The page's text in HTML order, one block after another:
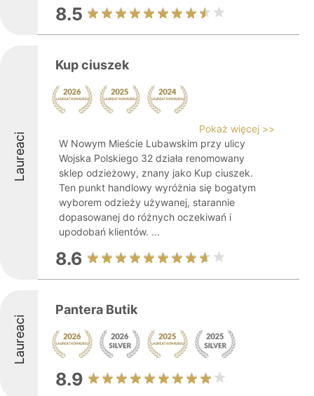
8.5
Laureaci
Kup ciuszek
Pokaż więcej >>
W Nowym Mieście Lubawskim przy ulicy
Wojska Polskiego 32 działa renomowany
sklep odzieżowy, znany jako Kup ciuszek.
Ten punkt handlowy wyróżnia się bogatym
wyborem odzieży używanej, starannie
dopasowanej do różnych oczekiwań i
upodobań klientów. ...
8.6
Laureaci
Pantera Butik
8.9